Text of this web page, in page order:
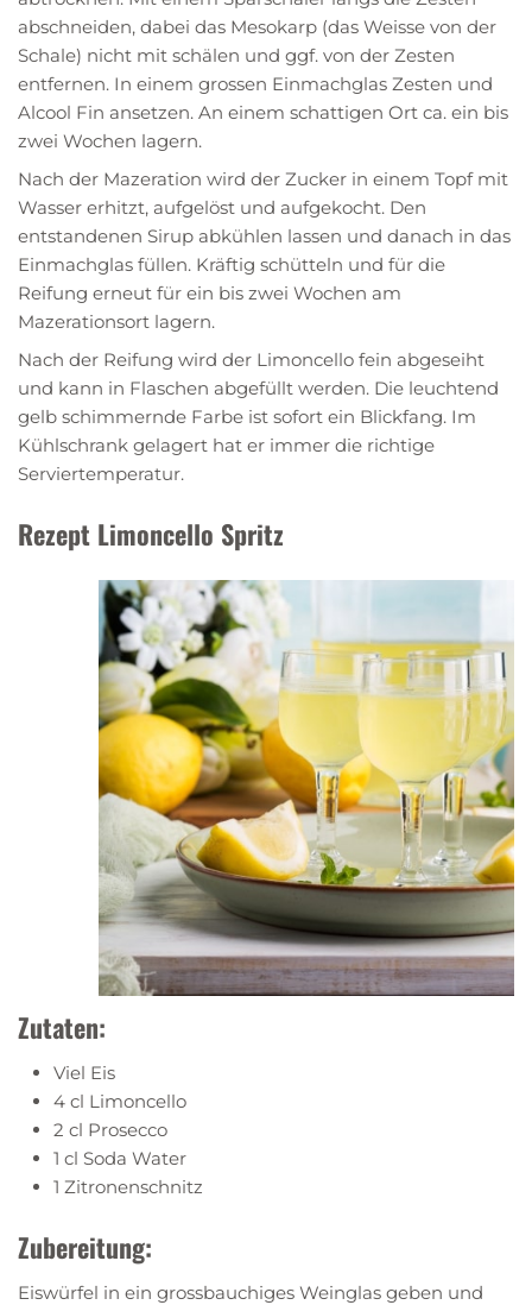
abschneiden, dabei das Mesokarp (das Weisse von der
Schale) nicht mit schälen und ggf. von der Zesten
entfernen. In einem grossen Einmachglas Zesten und
Alcool Fin ansetzen. An einem schattigen Ort ca. ein bis
zwei Wochen lagern.
Nach der Mazeration wird der Zucker in einem Topf mit
Wasser erhitzt, aufgelöst und aufgekocht. Den
entstandenen Sirup abkühlen lassen und danach in das
Einmachglas füllen. Kräftig schütteln und für die
Reifung erneut für ein bis zwei Wochen am
Mazerationsort lagern.
Nach der Reifung wird der Limoncello fein abgeseiht
und kann in Flaschen abgefüllt werden. Die leuchtend
gelb schimmernde Farbe ist sofort ein Blickfang. Im
Kühlschrank gelagert hat er immer die richtige
Serviertemperatur.
Rezept Limoncello Spritz
Zutaten:
Viel Eis
4 cl Limoncello
2 cl Prosecco
1 cl Soda Water
1 Zitronenschnitz
Zubereitung:
Eiswürfel in ein grossbauchiges Weinglas geben und